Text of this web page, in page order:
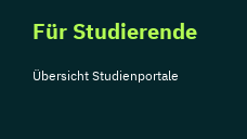
Für Studierende
Übersicht Studienportale